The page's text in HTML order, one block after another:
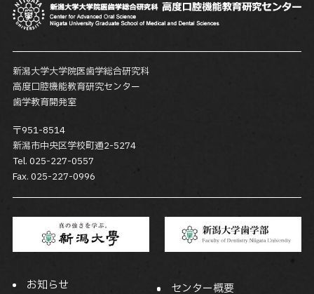
新潟大学大学院医歯学総合研究科
高度口腔機能教育研究センター
歯学教育開発室
〒951-8514
新潟市中央区学校町通2-5274
Tel. 025-227-0557
Fax. 025-227-0996
お知らせ センター概要